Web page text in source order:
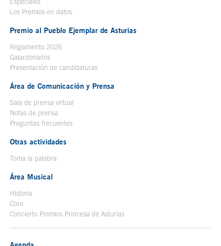
Especiales
Los Premios en datos
Premio al Pueblo Ejemplar de Asturias
Reglamento 2026
Galardonados
Presentación de candidaturas
Área de Comunicación y Prensa
Sala de prensa virtual
Notas de prensa
Preguntas frecuentes
Otras actividades
Toma la palabra
Área Musical
Historia
Coro
Concierto Premios Princesa de Asturias